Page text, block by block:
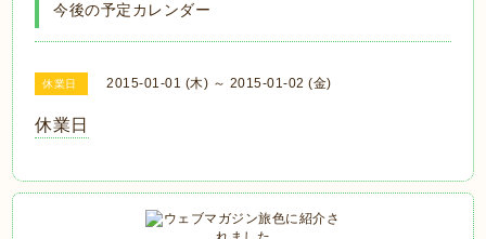
今後の予定カレンダー
休業日 2015-01-01 (木) ～ 2015-01-02 (金)
休業日